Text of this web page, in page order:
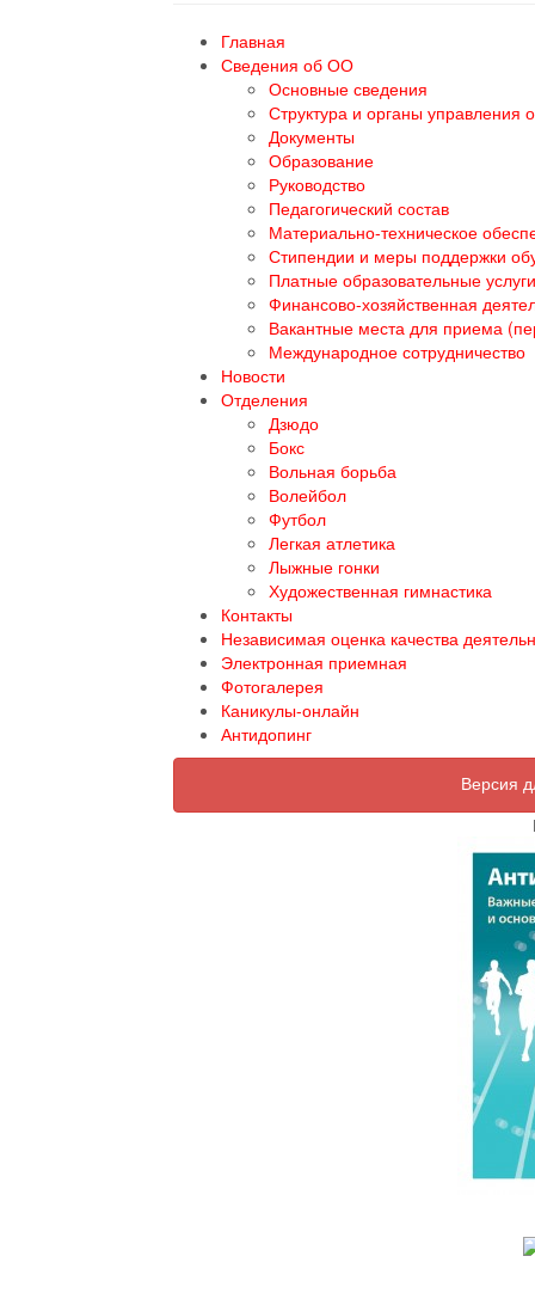
Главная
Сведения об ОО
Основные сведения
Структура и органы управления
Документы
Образование
Руководство
Педагогический состав
Материально-техническое
Стипендии и меры поддержки
Платные образовательные услуги
Финансово-хозяйственная
Вакантные места для приема
Международное сотрудничество
Новости
Отделения
Дзюдо
Бокс
Вольная борьба
Волейбол
Футбол
Легкая атлетика
Лыжные гонки
Художественная гимнастика
Контакты
Независимая оценка качества
Электронная приемная
Фотогалерея
Каникулы-онлайн
Антидопинг
Версия